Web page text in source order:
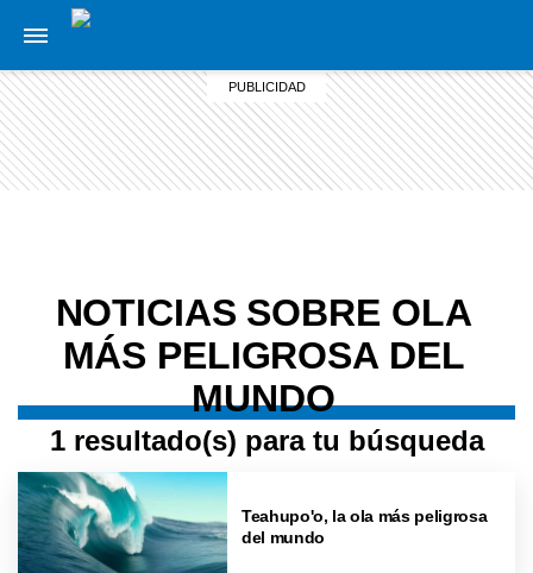
NOTICIAS SOBRE OLA
MÁS PELIGROSA DEL
MUNDO
1 resultado(s) para tu búsqueda
Teahupo'o, la ola más peligrosa
del mundo